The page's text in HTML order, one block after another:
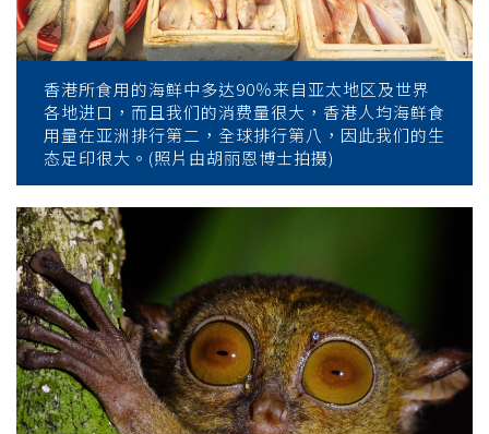
香港所食用的海鲜中多达90％来自亚太地区及世界
各地进口，而且我们的消费量很大，香港人均海鲜食
用量在亚洲排行第二，全球排行第八，因此我们的生
态足印很大。(照片由胡丽恩博士拍摄)